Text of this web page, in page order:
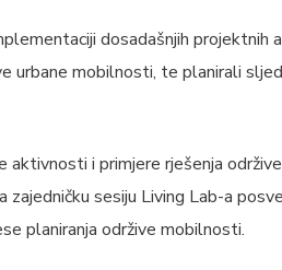
dosadašnjih projektnih
urbane mobilnosti, te planirali
i primjere rješenja
sesiju Living Lab-a
planiranja održive mobilnosti.